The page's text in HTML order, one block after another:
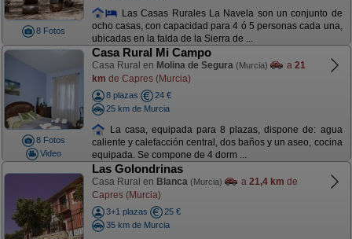
8 Fotos
Las Casas Rurales La Navela son un conjunto de
ocho casas, con capacidad para 4 ó 5 personas cada una,
ubicadas en la falda de la Sierra de ...
8 Fotos
Video
Casa Rural Mi Campo
Casa Rural en Molina de Segura (Murcia) a 21
km de Capres (Murcia)
8 plazas
24 €
25 km de Murcia
La casa, equipada para 8 plazas, dispone de: agua
caliente y calefacción central, dos baños y un aseo, cocina
equipada. Se compone de 4 dorm ...
Las Golondrinas
Casa Rural en Blanca (Murcia) a 21,4 km de
Capres (Murcia)
3+1 plazas
25 €
35 km de Murcia